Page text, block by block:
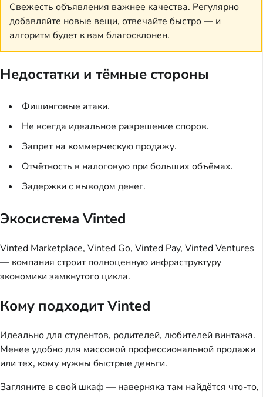
Свежесть объявления важнее качества. Регулярно
добавляйте новые вещи, отвечайте быстро — и
алгоритм будет к вам благосклонен.
Недостатки и тёмные стороны
Фишинговые атаки.
Не всегда идеальное разрешение споров.
Запрет на коммерческую продажу.
Отчётность в налоговую при больших объёмах.
Задержки с выводом денег.
Экосистема Vinted
Vinted Marketplace, Vinted Go, Vinted Pay, Vinted Ventures
— компания строит полноценную инфраструктуру
экономики замкнутого цикла.
Кому подходит Vinted
Идеально для студентов, родителей, любителей винтажа.
Менее удобно для массовой профессиональной продажи
или тех, кому нужны быстрые деньги.
Загляните в свой шкаф — наверняка там найдётся что-то,